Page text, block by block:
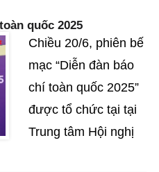
quốc 2025
Chiều 20/6, phiên bế
mạc “Diễn đàn báo
chí toàn quốc 2025”
được tổ chức tại tại
Trung tâm Hội nghị